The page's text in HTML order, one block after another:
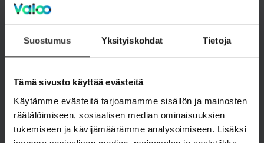
Suostumus Yksityiskohdat Tietoja
Tämä sivusto käyttää evästeitä
Käytämme evästeitä tarjoamamme sisällön ja mainosten
räätälöimiseen, sosiaalisen median ominaisuuksien
tukemiseen ja kävijämäärämme analysoimiseen. Lisäksi
pätki vaikka verkkoa käyttää
Symmetrinen nopeus
Valokuidun upload/download on